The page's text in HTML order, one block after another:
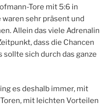
Tore mit 5:6 in
waren sehr präsent und
Allein das viele Adrenalin
dass die Chancen
sich durch das ganze
es deshalb immer, mit
mit leichten Vorteilen